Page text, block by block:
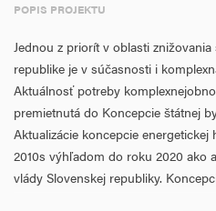
POPIS PROJEKTU
Jednou z priorít v oblasti
republike je v súčasnosti i
Aktuálnosť potreby
premietnutá do Koncepcie štátnej
Aktualizácie koncepcie
2010s výhľadom do roku 2020 ako
vlády Slovenskej republiky.